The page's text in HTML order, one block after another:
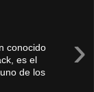
›
conocido
es el
de los